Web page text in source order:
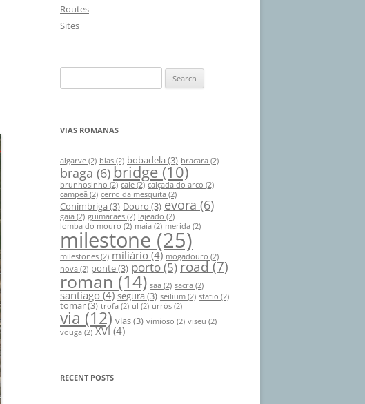
Routes
Sites
e
r
h
f
o
r
:
VIAS ROMANAS
algarve (2) bias (2) bobadela (3) bracara (2)
braga (6) bridge (10)
brunhosinho (2) cale (2) calçada do arco (2)
campeã (2) cerro da mesquita (2)
Conímbriga (3) Douro (3) evora (6)
gaia (2) guimaraes (2) lajeado (2)
lomba do mouro (2) maia (2) merida (2)
milestone (25)
milestones (2) miliário (4) mogadouro (2)
nova (2) ponte(3) porto(5)road(7)
roman (14) saa (2) sacra (2)
santiago(4) segura (3) seilium (2) statio (2)
tomar(3) trofa (2) ul (2) urrós (2)
via(12) vias(3) vimioso (2) viseu (2)
vouga (2) XVI(4)
RECENT POSTS